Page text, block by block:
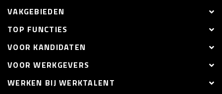
VAKGEBIEDEN
TOP FUNCTIES
VOOR KANDIDATEN
VOOR WERKGEVERS
WERKEN BIJ WERKTALENT